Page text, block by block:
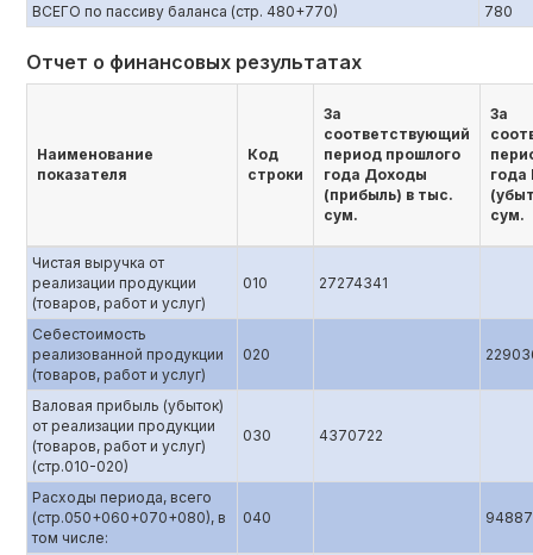
ВСЕГО по пассиву баланса (стр. 480+770)
780
Отчет о финансовых результатах
Наименование
показателя
Код
строки
За
соответствующий
период прошлого
года Доходы
(прибыль) в тыс.
сум.
За
года
сум.
Чистая выручка от
реализации продукции
(товаров, работ и услуг)
010 27274341
Себестоимость
реализованной продукции
(товаров, работ и услуг)
020
Валовая прибыль (убыток)
от реализации продукции
(товаров, работ и услуг)
(стр.010-020)
030 4370722
Расходы периода, всего
(стр.050+060+070+080), в
том числе:
040